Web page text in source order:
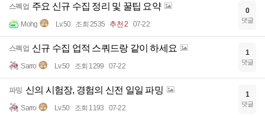
스펙업 주요 신규 수집 정리 및 꿀팁 요약
Mohg Lv.50 조회 2535 추천 2 07-22
0
댓글
스펙업 신규 수집 업적 스쿼드랑 같이 하세요
Sarro Lv.50 조회 1299 07-22
1
댓글
파밍 신의 시험장, 경험의 신전 일일 파밍
Sarro Lv.50 조회 1193 07-22
1
댓글